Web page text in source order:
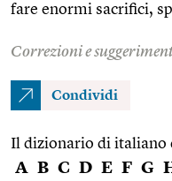
fare enormi sacrifici,
Correzioni e
Condividi
Il dizionario di italiano
A B C D E F G